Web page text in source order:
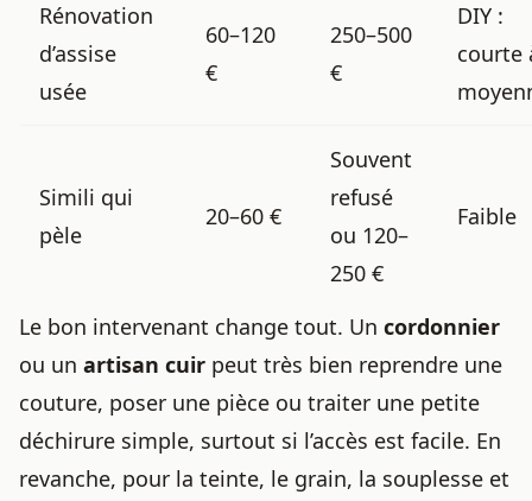
Rénovation
d’assise
usée
60–120
€
250–500
€
DIY :
courte
Simili qui
pèle
20–60 €
Souvent
refusé
ou 120–
250 €
Faible
Le bon intervenant change tout. Un cordonnier
ou un artisan cuir peut très bien reprendre une
couture, poser une pièce ou traiter une petite
déchirure simple, surtout si l’accès est facile. En
revanche, pour la teinte, le grain, la souplesse et